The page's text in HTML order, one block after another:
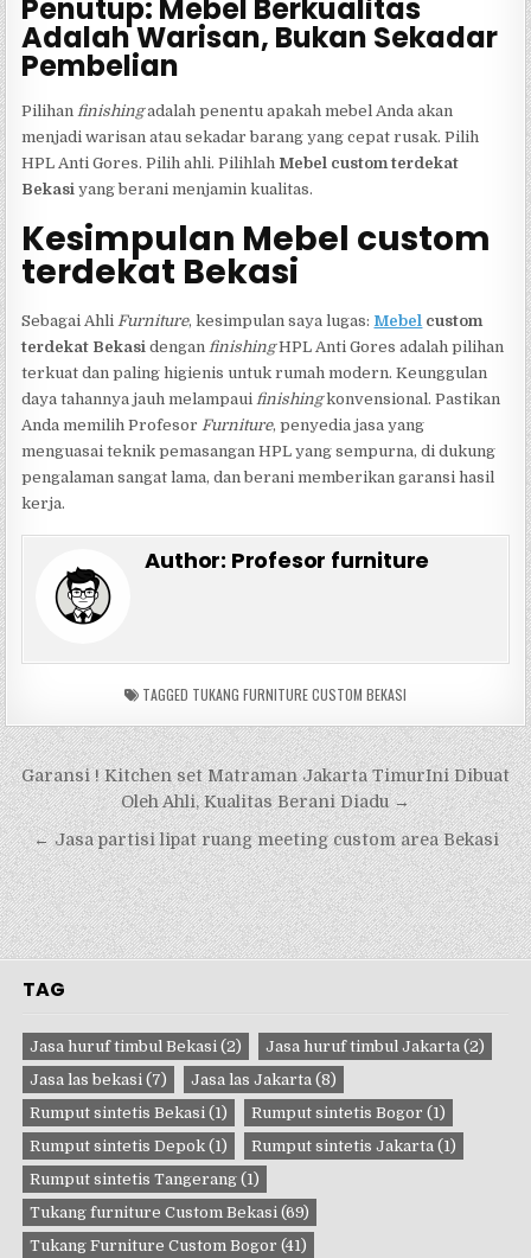
Penutup: Mebel Berkualitas
Adalah Warisan, Bukan Sekadar
Pembelian
Pilihan finishingadalah penentu apakah mebel Anda akan
menjadi warisan atau sekadar barang yang cepat rusak. Pilih
HPL Anti Gores. Pilih ahli. Pilihlah Mebel custom terdekat
Bekasi yang berani menjamin kualitas.
Kesimpulan Mebel custom
terdekat Bekasi
Sebagai AhliFurniture, kesimpulan saya lugas: Mebel custom
terdekat Bekasi denganfinishingHPL Anti Gores adalah pilihan
terkuat dan paling higienis untuk rumah modern. Keunggulan
daya tahannya jauh melampauifinishingkonvensional. Pastikan
Anda memilih ProfesorFurniture, penyedia jasa yang
menguasai teknik pemasangan HPL yang sempurna, di dukung
pengalaman sangat lama, dan berani memberikan garansi hasil
kerja.
Author: Profesor furniture
TAGGED TUKANG FURNITURE CUSTOM BEKASI
Navigasi
pos
Garansi ! Kitchen set Matraman Jakarta TimurIni Dibuat
Oleh Ahli, Kualitas Berani Diadu →
← Jasa partisi lipat ruang meeting custom area Bekasi
TAG
Jasa huruf timbul Bekasi (2) Jasa huruf timbul Jakarta (2)
Jasa las bekasi (7) Jasa las Jakarta (8)
Rumput sintetis Bekasi (1) Rumput sintetis Bogor (1)
Rumput sintetis Depok (1) Rumput sintetis Jakarta (1)
Rumput sintetis Tangerang (1)
Tukang furniture Custom Bekasi (69)
Tukang Furniture Custom Bogor (41)